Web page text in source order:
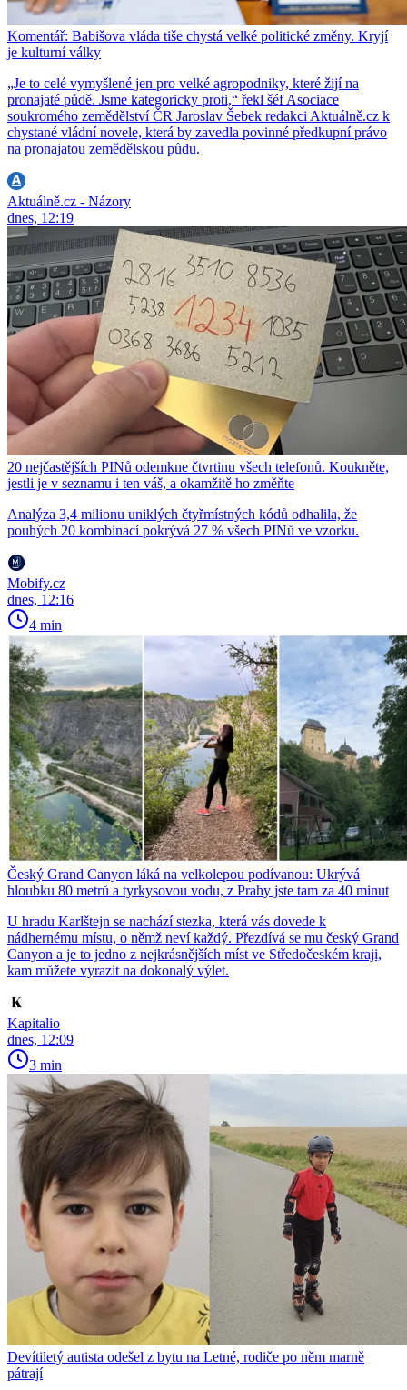
Komentář: Babišova vláda tiše chystá velké politické změny. Kryjí
je kulturní války
„Je to celé vymyšlené jen pro velké agropodniky, které žijí na
pronajaté půdě. Jsme kategoricky proti,“ řekl šéf Asociace
soukromého zemědělství ČR Jaroslav Šebek redakci Aktuálně.cz k
chystané vládní novele, která by zavedla povinné předkupní právo
na pronajatou zemědělskou půdu.
Aktuálně.cz - Názory
dnes, 12:19
20 nejčastějších PINů odemkne čtvrtinu všech telefonů. Koukněte,
jestli je v seznamu i ten váš, a okamžitě ho změňte
Analýza 3,4 milionu uniklých čtyřmístných kódů odhalila, že
pouhých 20 kombinací pokrývá 27 % všech PINů ve vzorku.
Mobify.cz
dnes, 12:16
4 min
Český Grand Canyon láká na velkolepou podívanou: Ukrývá
hloubku 80 metrů a tyrkysovou vodu, z Prahy jste tam za 40 minut
U hradu Karlštejn se nachází stezka, která vás dovede k
nádhernému místu, o němž neví každý. Přezdívá se mu český Grand
Canyon a je to jedno z nejkrásnějších míst ve Středočeském kraji,
kam můžete vyrazit na dokonalý výlet.
Kapitalio
dnes, 12:09
3 min
Devítiletý autista odešel z bytu na Letné, rodiče po něm marně
pátrají